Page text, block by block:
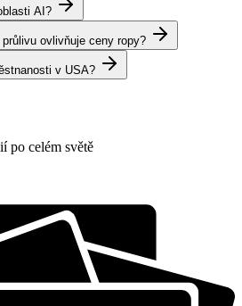
AI?
ovlivňuje ceny ropy?
v USA?
po celém světě